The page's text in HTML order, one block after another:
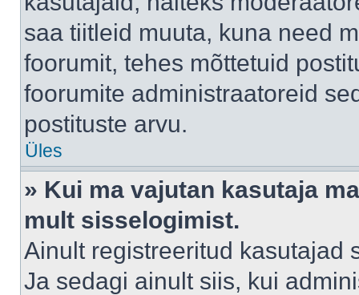
saa tiitleid muuta, kuna need
foorumit, tehes mõttetuid
foorumite administraatoreid
postituste arvu.
Üles
» Kui ma vajutan kasutaja
mult sisselogimist.
Ainult registreeritud kasutajad
Ja sedagi ainult siis, kui